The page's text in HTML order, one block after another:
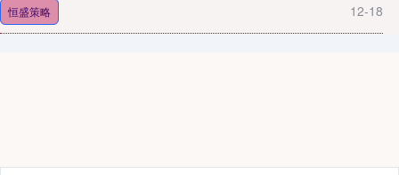
恒盛策略 12-18